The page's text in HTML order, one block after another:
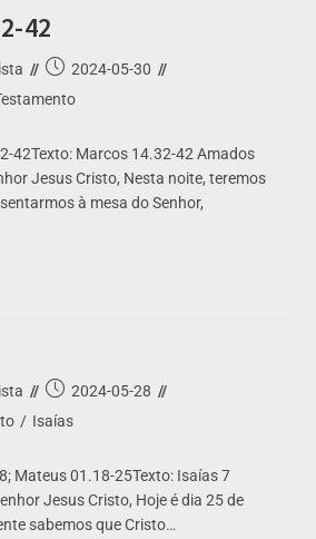
42
2024-05-30
42Texto: Marcos 14.32-42 Amados
Jesus Cristo, Nesta noite, teremos
à mesa do Senhor,
2024-05-28
/ Isaías
Mateus 01.18-25Texto: Isaías 7
Jesus Cristo, Hoje é dia 25 de
sabemos que Cristo…